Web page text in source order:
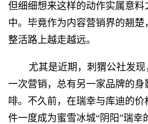
但细细想来这样的动作实属意料
中。毕竟作为内容营销界的翘楚
整活路上越走越远。
尤其是近期，刺猬公社发
一次营销，总有另一家品牌的
啡。不久前，在瑞幸与库迪的价
件一度成为蜜雪冰城“阴阳”瑞幸